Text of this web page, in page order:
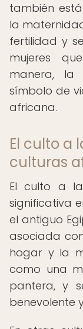
también
la
fertilidad y
mujeres
manera, la
símbolo de
africana.
El culto a
culturas
El culto a
significativa
el antiguo
asociada
hogar y la
como una
pantera, y
benevolente